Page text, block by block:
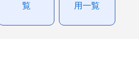
覧
用一覧